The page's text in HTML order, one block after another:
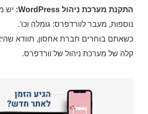
התקנת מערכת ניהול WordPress:
יש
נוספות, מעבר לוורדפרס: גומלה וכו'.
כשאתם בוחרים חברת אחסון, תוודא
קלה של מערכת ניהול של וורדפרס.